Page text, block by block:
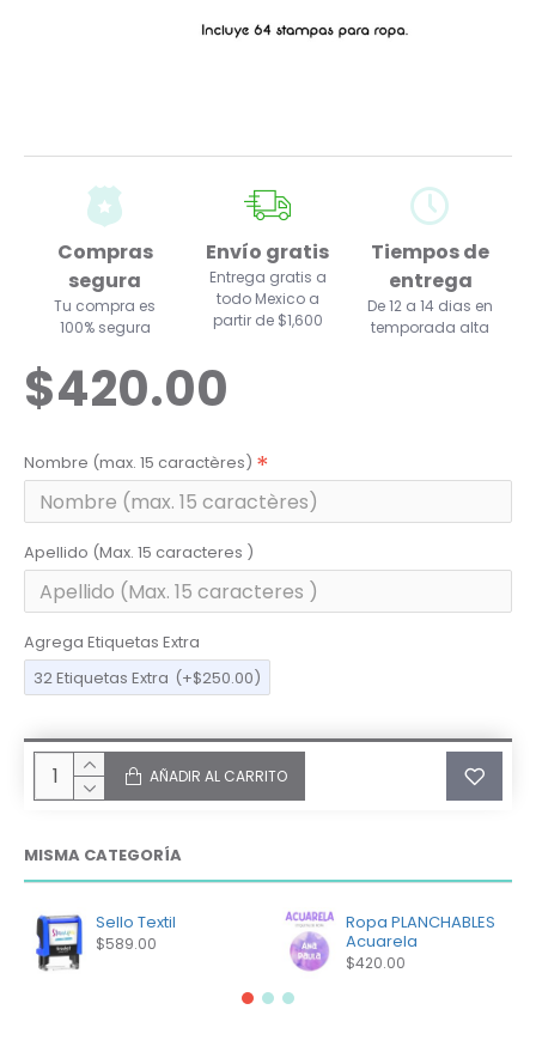
Compras
segura
Tu compra es
100% segura
Envío gratis
Entrega gratis a
todo Mexico a
partir de $1,600
Tiempos de
entrega
De 12 a 14 dias en
temporada alta
$420.00
Nombre (max. 15 caractères)
Apellido (Max. 15 caracteres )
Agrega Etiquetas Extra
32 Etiquetas Extra (+$250.00)
AÑADIR AL CARRITO
MISMA CATEGORÍA
Sello Textil
$589.00
Ropa PLANCHABLES
Acuarela
$420.00